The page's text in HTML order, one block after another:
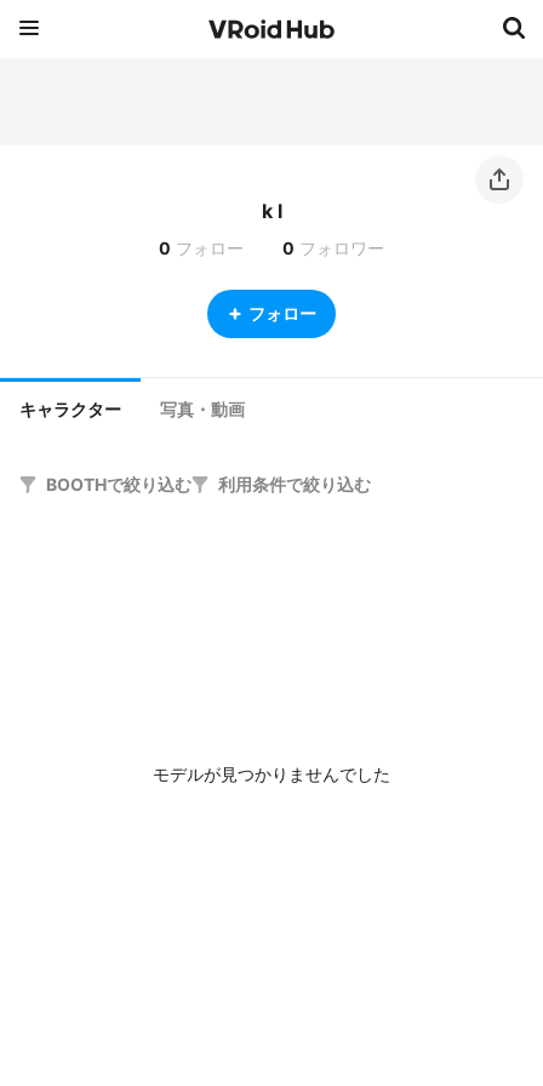
k l
0 フォロー 0 フォロワー
フォロー
キャラクター 写真・動画
BOOTHで絞り込む 利用条件で絞り込む
モデルが見つかりませんでした